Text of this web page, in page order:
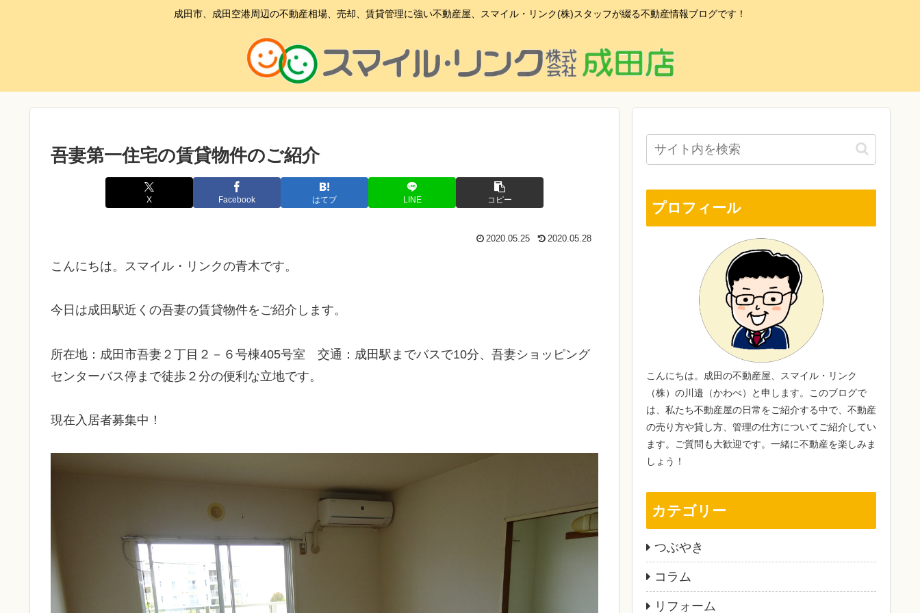
成田市、成田空港周辺の不動産相場、売却、賃貸管理に強い不動産屋、スマイル・リンク(株)スタッフが綴る不動産情報ブログです！
吾妻第一住宅の賃貸物件のご紹介
X Facebook はてブ LINE コピー
2020.05.25 2020.05.28
こんにちは。スマイル・リンクの青木です。
今日は成田駅近くの吾妻の賃貸物件をご紹介します。
所在地：成田市吾妻２丁目２－６号棟405号室 交通：成田駅までバスで10分、吾妻ショッピング
センターバス停まで徒歩２分の便利な立地です。
現在入居者募集中！
プロフィール
こんにちは。成田の不動産屋、スマイル・リンク
（株）の川邉（かわべ）と申します。このブログで
は、私たち不動産屋の日常をご紹介する中で、不動産
の売り方や貸し方、管理の仕方についてご紹介してい
ます。ご質問も大歓迎です。一緒に不動産を楽しみま
しょう！
カテゴリー
つぶやき
コラム
リフォーム